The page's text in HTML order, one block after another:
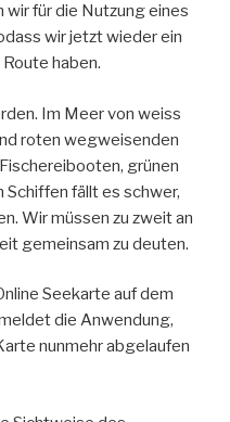
für die Nutzung eines
wir jetzt wieder ein
haben.
Im Meer von weiss
roten wegweisenden
grünen
fällt es schwer,
Wir müssen zu zweit an
gemeinsam zu deuten.
Seekarte auf dem
die Anwendung,
nunmehr abgelaufen